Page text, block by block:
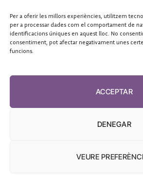
Per a oferir les millors experiències, utilitzem
per a processar dades com el comportament de
identificacions úniques en aquest lloc. No
consentiment, pot afectar negativament unes
funcions.
ACCEPTAR
DENEGAR
VEURE
FUNDACIÓ